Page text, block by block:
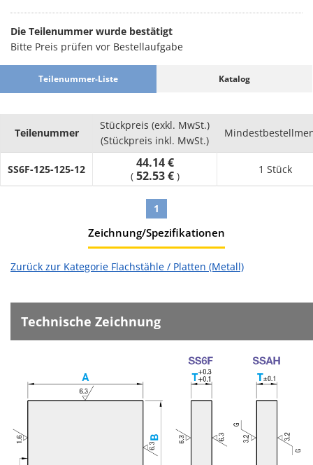
Die Teilenummer wurde bestätigt
Bitte Preis prüfen vor Bestellaufgabe
Teilenummer-Liste Katalog
Teilenummer
Stückpreis (exkl. MwSt.)
(Stückpreis inkl. MwSt.)
SS6F-125-125-12 44.14 €
( 52.53 € )
1 Stück
1
Zeichnung/Spezifikationen
Zurück zur Kategorie Flachstähle / Platten (Metall)
Technische Zeichnung